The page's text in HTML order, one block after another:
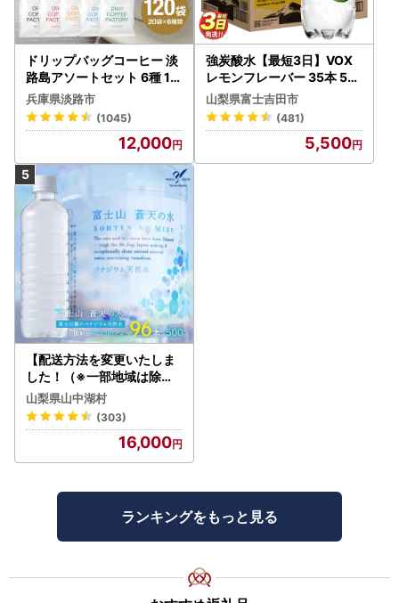
ドリップバッグコーヒー 淡
路島アソートセット 6種 12
0袋 飲み比べ コーヒー
兵庫県淡路市
(1045)
12,000
強炭酸水【最短3日】VOX
レモンフレーバー 35本 50
0ml 【富士吉田市限定カー
トン】炭酸
山梨県富士吉田市
(481)
5,500
【配送方法を変更いたしま
した！（※一部地域は除く
）】＜ラベルレス＞富士山
蒼天の水 500ml×96本（４
ケース）YC001
山梨県山中湖村
(303)
16,000
ランキングをもっと見る